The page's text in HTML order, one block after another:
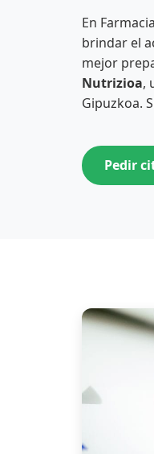
En
brindar el
mejor
Nutrizioa,
Gipuzkoa.
Pedir